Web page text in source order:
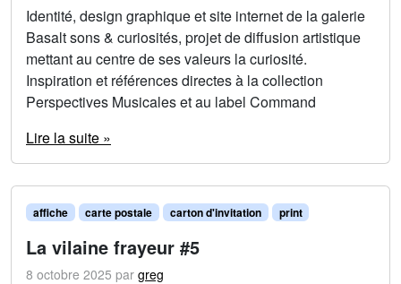
Identité, design graphique et site internet de la galerie
Basalt sons & curiosités, projet de diffusion artistique
mettant au centre de ses valeurs la curiosité.
Inspiration et références directes à la collection
Perspectives Musicales et au label Command
Lire la suite »
affiche carte postale carton d'invitation print
La vilaine frayeur #5
8 octobre 2025 par greg